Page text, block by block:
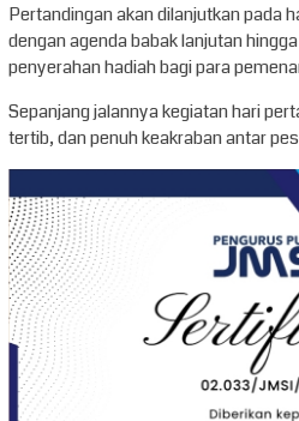
Pertandingan akan dilanjutkan pada
dengan agenda babak lanjutan
penyerahan hadiah bagi para
Sepanjang jalannya kegiatan hari
tertib, dan penuh keakraban antar